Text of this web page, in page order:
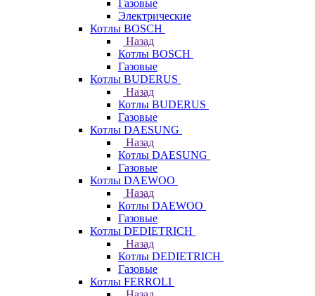
Газовые
Электрические
Котлы BOSCH
Назад
Котлы BOSCH
Газовые
Котлы BUDERUS
Назад
Котлы BUDERUS
Газовые
Котлы DAESUNG
Назад
Котлы DAESUNG
Газовые
Котлы DAEWOO
Назад
Котлы DAEWOO
Газовые
Котлы DEDIETRICH
Назад
Котлы DEDIETRICH
Газовые
Котлы FERROLI